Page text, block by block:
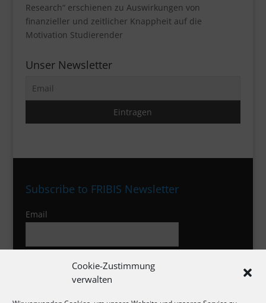
Cookie-Zustimmung
verwalten
Research“ erschienen zu Auswirkungen von
finanzieller und zeitlicher Knappheit auf die
Motivation Studierender
Unser Newsletter
Subscribe to FRIBIS Newsletter
Email